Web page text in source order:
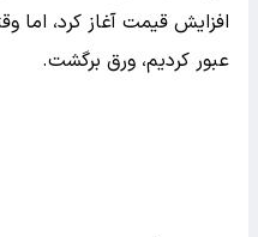
افزایش قیمت آغاز کرد،
عبور کردیم، ورق برگشت.